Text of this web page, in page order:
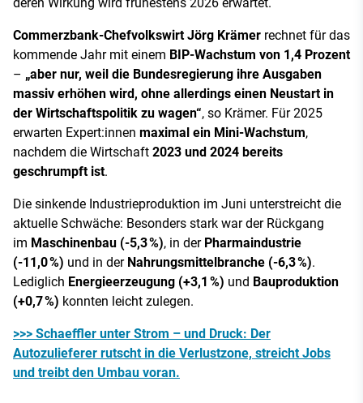
Commerzbank-Chefvolkswirt Jörg Krämer rechnet für das
kommende Jahr mit einem BIP-Wachstum von 1,4 Prozent
– „aber nur, weil die Bundesregierung ihre Ausgaben
massiv erhöhen wird, ohne allerdings einen Neustart in
der Wirtschaftspolitik zu wagen“, so Krämer. Für 2025
erwarten Expert:innen maximal ein Mini-Wachstum,
nachdem die Wirtschaft 2023 und 2024 bereits
geschrumpft ist.
Die sinkende Industrieproduktion im Juni unterstreicht die
aktuelle Schwäche: Besonders stark war der Rückgang
im Maschinenbau (-5,3 %), in der Pharmaindustrie
(-11,0 %) und in der Nahrungsmittelbranche (-6,3 %).
Lediglich Energieerzeugung (+3,1 %) und Bauproduktion
(+0,7 %) konnten leicht zulegen.
>>> Schaeffler unter Strom – und Druck: Der
Autozulieferer rutscht in die Verlustzone, streicht Jobs
und treibt den Umbau voran.